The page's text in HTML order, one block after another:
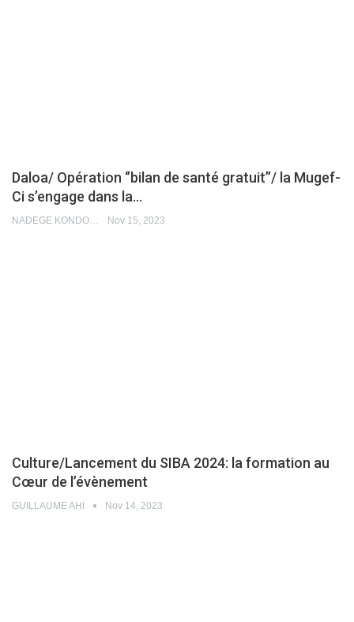
Daloa/ Opération ‘’bilan de santé gratuit’’/ la Mugef-
Ci s’engage dans la…
NADEGE KONDO Nov 15, 2023
Culture/Lancement du SIBA 2024: la formation au
Cœur de l’évènement
GUILLAUME AHI Nov 14, 2023